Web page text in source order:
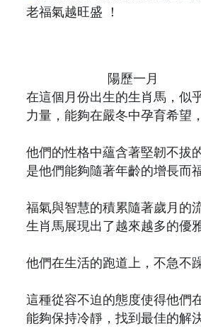
陽歷一月
在這個月份出生的生肖馬，似
力量，能夠在嚴冬中孕育希望
他們的性格中蘊含著堅韌不拔
是他們能夠隨著年齡的增長而
福氣與智慧的積累隨著歲月的
生肖馬展現出了越來越多的優
他們在生活的跑道上，不急不
這種從容不迫的態度使得他們
能夠保持冷靜，找到最佳的解